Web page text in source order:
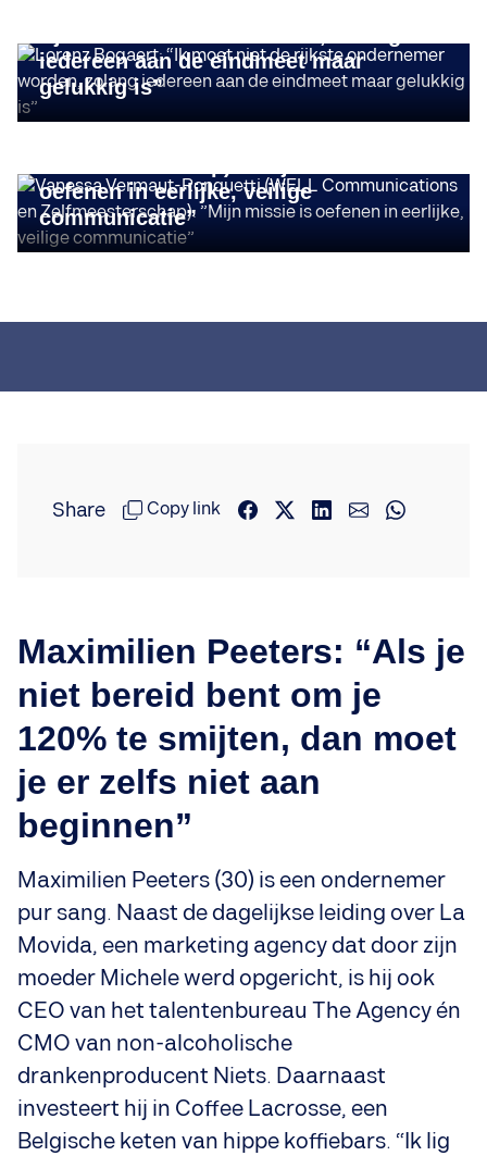
iedereen aan de eindmeet maar
gelukkig is”
ONDERNEMER IN DE KIJKER
oefenen in eerlijke, veilige
communicatie”
Share Copy link
Maximilien Peeters: “Als je
niet bereid bent om je
120% te smijten, dan moet
je er zelfs niet aan
beginnen”
Maximilien Peeters (30) is een ondernemer
pur sang. Naast de dagelijkse leiding over La
Movida, een marketing agency dat door zijn
moeder Michele werd opgericht, is hij ook
CEO van het talentenbureau The Agency én
CMO van non-alcoholische
drankenproducent Niets. Daarnaast
investeert hij in Coffee Lacrosse, een
Belgische keten van hippe koffiebars. “Ik lig